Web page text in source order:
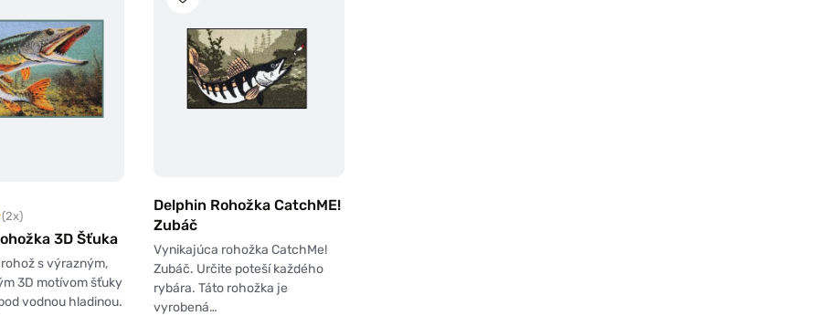
(2x)
3D Šťuka
s výrazným,
3D motívom šťuky
vodnou hladinou.
Delphin Rohožka CatchME!
Zubáč
Vynikajúca rohožka CatchMe!
Zubáč. Určite poteší každého
rybára. Táto rohožka je
vyrobená…